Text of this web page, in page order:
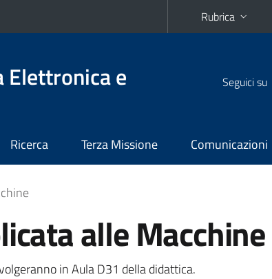
Rubrica
Elettronica e Seguici su
Ricerca Terza Missione Comunicazioni
alle Macchine
in Aula D31 della didattica.